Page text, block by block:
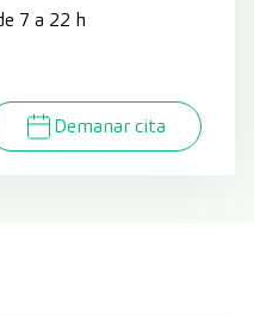
7 a 22 h
Demanar cita